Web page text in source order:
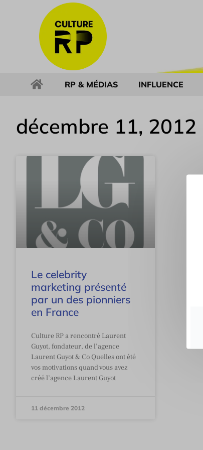
RP & MÉDIAS INFLUENCE
décembre 11, 2012
Le celebrity
marketing présenté
par un des pionniers
en France
Culture RP a rencontré Laurent
Guyot, fondateur, de l’agence
Laurent Guyot & Co Quelles ont été
vos motivations quand vous avez
créé l’agence Laurent Guyot
11 décembre 2012